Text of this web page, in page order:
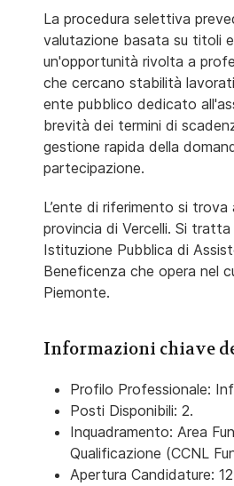
La procedura selettiva
valutazione basata su titoli
un'opportunità rivolta a
che cercano stabilità
ente pubblico dedicato
brevità dei termini di
gestione rapida della
partecipazione.
L’ente di riferimento si trova
provincia di Vercelli. Si
Istituzione Pubblica di
Beneficenza che opera nel
Piemonte.
Informazioni chiave
Profilo Professionale:
Posti Disponibili: 2.
Inquadramento: Area
Qualificazione (CCNL
Apertura Candidature: